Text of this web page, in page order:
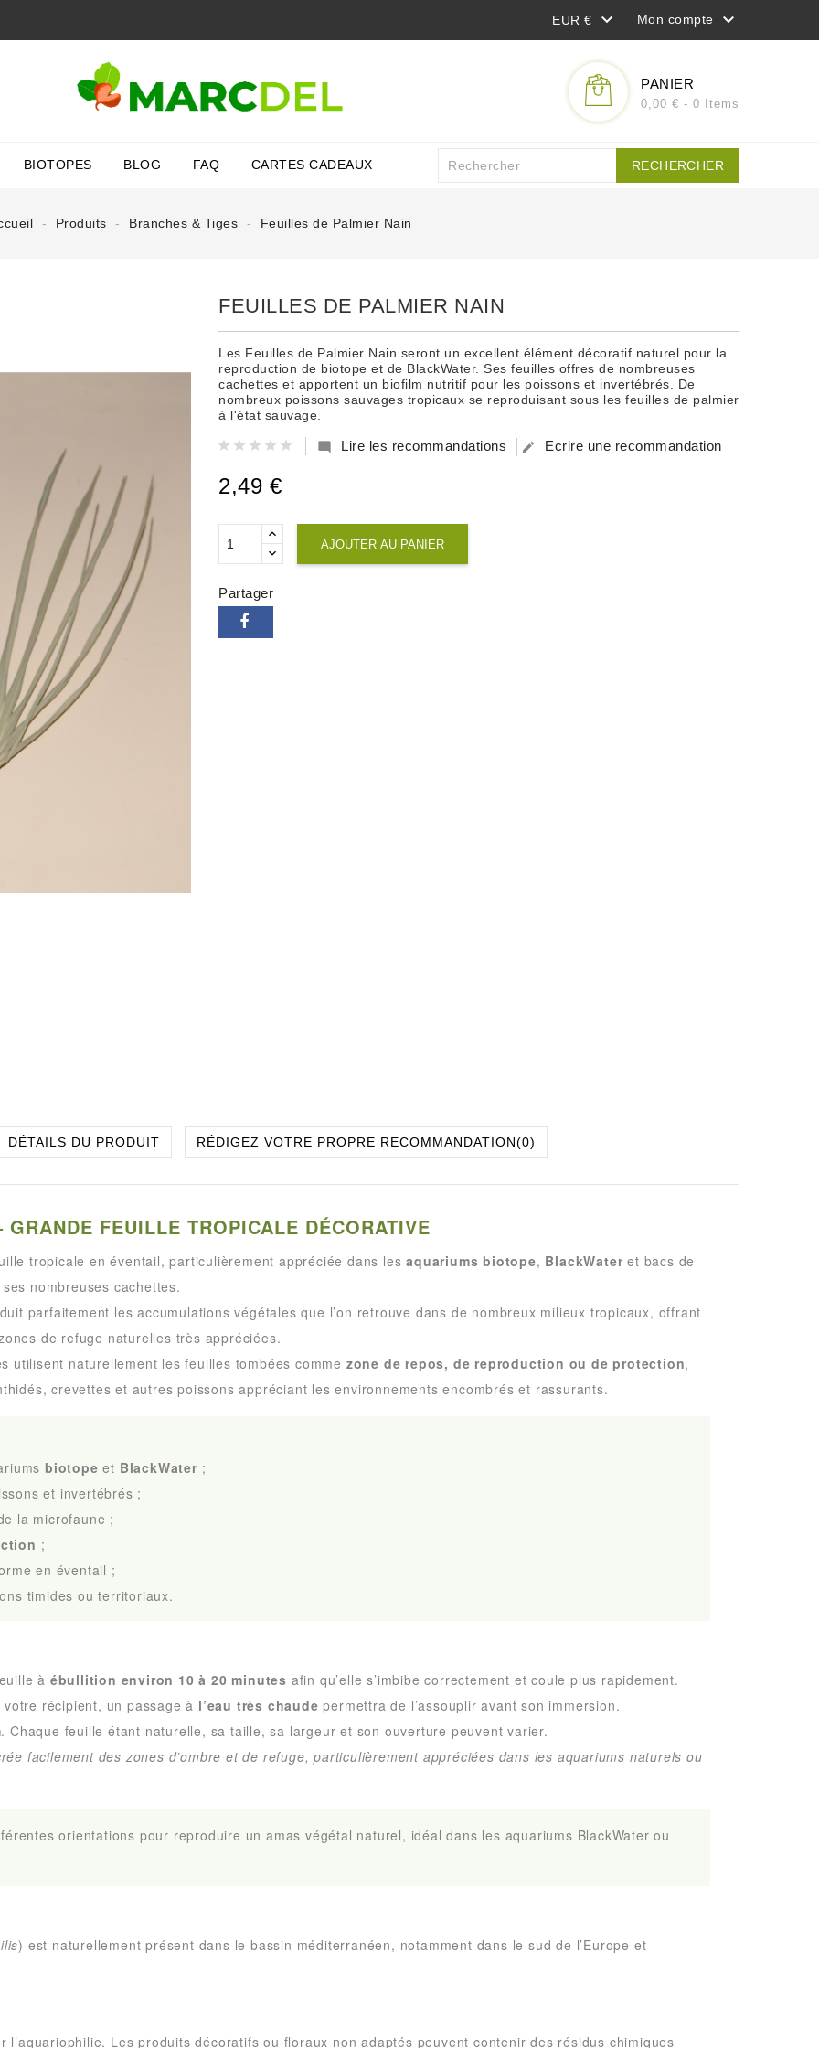
EUR €  Mon compte 
PANIER
0,00 € - 0 Items
BIOTOPES BLOG FAQ CARTES CADEAUX RECHERCHER
Produits Branches & Tiges Feuilles de Palmier Nain
FEUILLES DE PALMIER NAIN
Les Feuilles de Palmier Nain seront un excellent élément décoratif naturel pour la
reproduction de biotope et de BlackWater. Ses feuilles offres de nombreuses
cachettes et apportent un biofilm nutritif pour les poissons et invertébrés. De
nombreux poissons sauvages tropicaux se reproduisant sous les feuilles de palmier
à l'état sauvage.
 Lire les recommandations  Ecrire une recommandation
2,49 €
AJOUTER AU PANIER
Partager
DÉTAILS DU PRODUIT RÉDIGEZ VOTRE PROPRE RECOMMANDATION(0)
FEUILLE TROPICALE DÉCORATIVE
tropicale en éventail, particulièrement appréciée dans lesaquariums biotope, BlackWater et bacs de
nombreuses cachettes.
parfaitement les accumulations végétales que l’on retrouve dans de nombreux milieux tropicaux, offrant
de refuge naturelles très appréciées.
utilisent naturellement les feuilles tombées comme zone de repos, de reproduction ou de protection,
crevettes et autres poissons appréciant les environnements encombrés et rassurants.
biotope et BlackWater ;
et invertébrés ;
la microfaune ;
;
en éventail ;
timides ou territoriaux.
à ébullition environ 10 à 20 minutes afin qu’elle s’imbibe correctement et coule plus rapidement.
récipient, un passage à l’eau très chaude permettra de l’assouplir avant son immersion.
. Chaque feuille étant naturelle, sa taille, sa largeur et son ouverture peuvent varier.
facilement des zones d’ombre et de refuge, particulièrement appréciées dans les aquariums naturels ou
orientations pour reproduire un amas végétal naturel, idéal dans les aquariums BlackWater ou
) est naturellement présent dans le bassin méditerranéen, notamment dans le sud de l’Europe et
l’aquariophilie. Les produits décoratifs ou floraux non adaptés peuvent contenir des résidus chimiques